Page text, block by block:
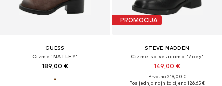
GUESS
Čizme 'MATLEY'
189,00 €
PROMOCIJA
STEVE MADDEN
Čizme sa vezicama 'Zoey'
149,00 €
Prvotno: 219,00 €
Posljednja najniža cijena:126,65 €